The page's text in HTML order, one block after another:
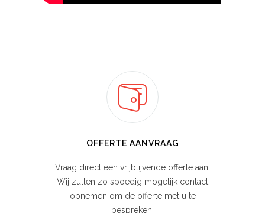
OFFERTE AANVRAAG
Vraag direct een vrijblijvende offerte aan.
Wij zullen zo spoedig mogelijk contact
opnemen om de offerte met u te
bespreken.